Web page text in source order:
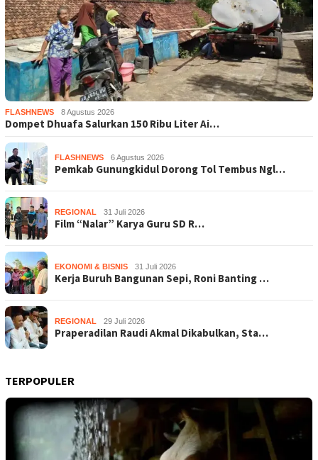
FLASHNEWS 8 Agustus 2026
Dompet Dhuafa Salurkan 150 Ribu Liter Ai…
FLASHNEWS 6 Agustus 2026
Pemkab Gunungkidul Dorong Tol Tembus Ngl…
REGIONAL 31 Juli 2026
Film “Nalar” Karya Guru SD R…
EKONOMI & BISNIS 31 Juli 2026
Kerja Buruh Bangunan Sepi, Roni Banting …
REGIONAL 29 Juli 2026
Praperadilan Raudi Akmal Dikabulkan, Sta…
TERPOPULER